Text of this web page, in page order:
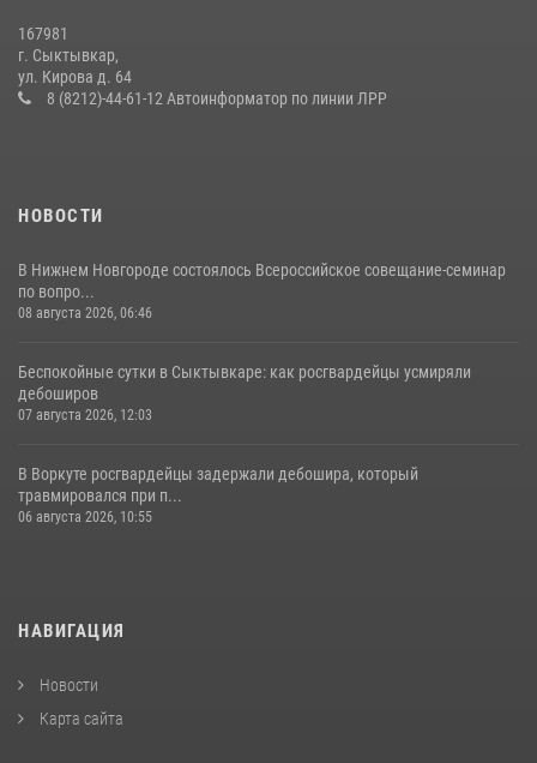
14 июля 2026, 11:49
В Коми за неделю росгвардейцы изъяли 44 единицы охотничьего
167981
г. Сыктывкар,
ул. Кирова д. 64
8 (8212)-44-61-12 Автоинформатор по линии ЛРР
НОВОСТИ
В Нижнем Новгороде состоялось Всероссийское совещание-семинар
по вопро...
08 августа 2026, 06:46
Беспокойные сутки в Сыктывкаре: как росгвардейцы усмиряли
дебоширов
07 августа 2026, 12:03
В Воркуте росгвардейцы задержали дебошира, который
травмировался при п...
06 августа 2026, 10:55
НАВИГАЦИЯ
Новости
Карта сайта